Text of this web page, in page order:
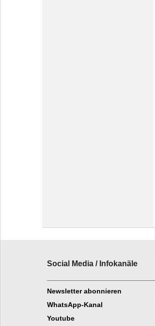
Social Media / Infokanäle
Newsletter abonnieren
WhatsApp-Kanal
Youtube